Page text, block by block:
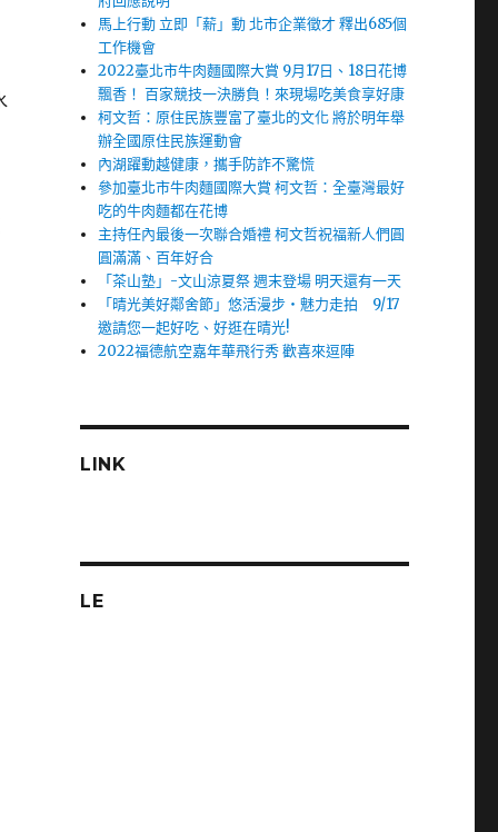
馬上行動 立即「薪」動 北市企業徵才 釋出685個
工作機會
2022臺北市牛肉麵國際大賞 9月17日、18日花博
飄香！ 百家競技一決勝負！來現場吃美食享好康
柯文哲：原住民族豐富了臺北的文化 將於明年舉
辦全國原住民族運動會
內湖躍動越健康，攜手防詐不驚慌
參加臺北市牛肉麵國際大賞 柯文哲：全臺灣最好
吃的牛肉麵都在花博
主持任內最後一次聯合婚禮 柯文哲祝福新人們圓
圓滿滿、百年好合
「茶山塾」-文山涼夏祭 週末登場 明天還有一天
「晴光美好鄰舍節」悠活漫步‧魅力走拍 9/17
邀請您一起好吃、好逛在晴光!
2022福德航空嘉年華飛行秀 歡喜來逗陣
LINK
LE